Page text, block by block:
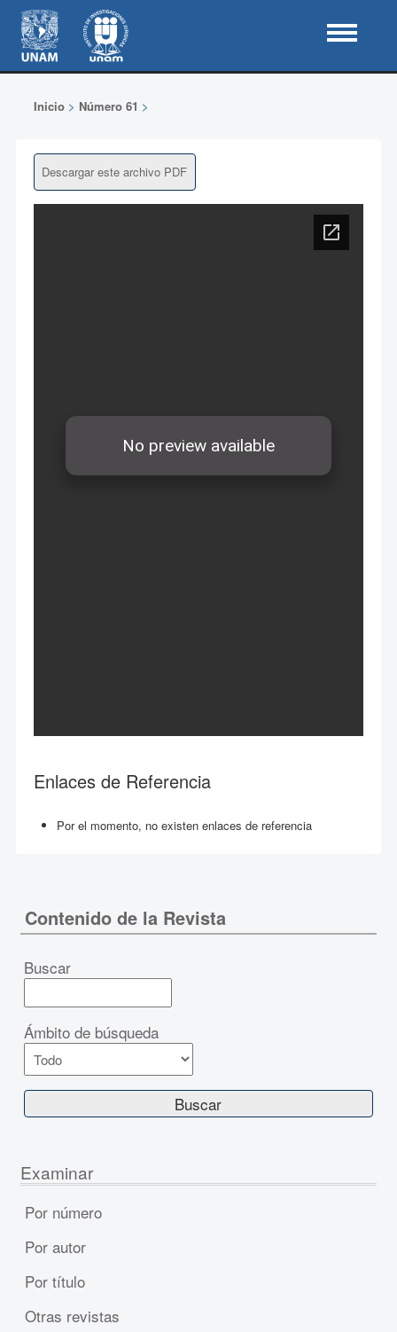
Inicio> Número 61 >
Descargar este archivo PDF
Enlaces de Referencia
Por el momento, no existen enlaces de referencia
Contenido de la Revista
Buscar
Ámbito de búsqueda
Examinar
Por número
Por autor
Por título
Otras revistas